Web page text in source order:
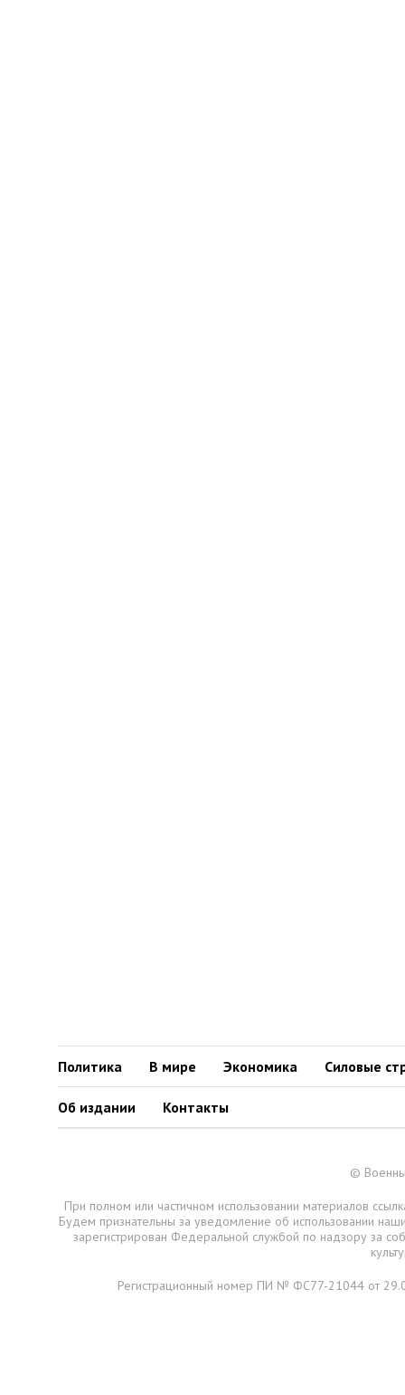
Политика В мире Экономика Силовые
Об издании Контакты
©
При полном или частичном использовании материалов
Будем признательны за уведомление об использовании
зарегистрирован Федеральной службой по надзору за
Регистрационный номер ПИ № ФС77-21044 от